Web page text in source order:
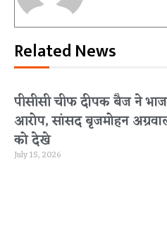
Related News
पीसीसी चीफ दीपक बैज ने
आरोप, सांसद बृजमोहन
को देखे
July 15, 2026